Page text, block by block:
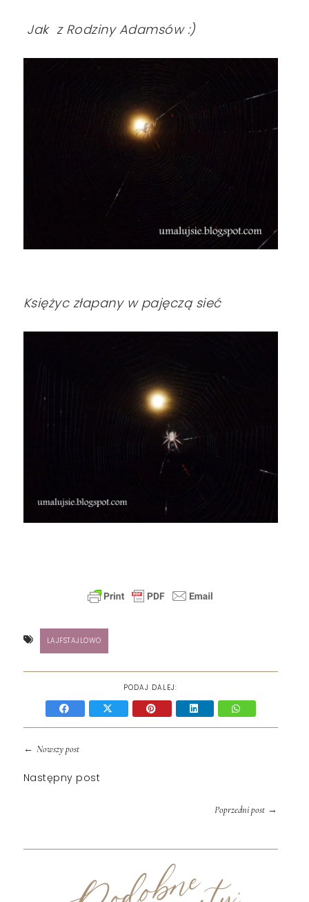
Jak z Rodziny Adamsów :)
Księżyc złapany w pajęczą sieć
LAJFSTAJLOWO
PODAJ DALEJ:
← Nowszy post
Następny post
Poprzedni post→